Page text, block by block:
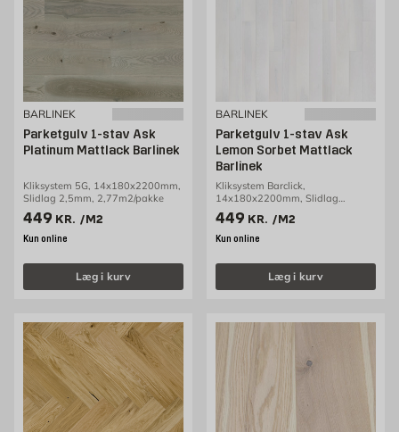
BARLINEK
Parketgulv 1-stav Ask
Platinum Mattlack Barlinek
Kliksystem 5G, 14x180x2200mm,
Slidlag 2,5mm, 2,77m2/pakke
Pris 449 kr. /m2
449 KR. /M2
Kun online
Læg i kurv
BARLINEK
Parketgulv 1-stav Ask
Lemon Sorbet Mattlack
Barlinek
Kliksystem Barclick,
14x180x2200mm, Slidlag
2,5mm, 2,77m2/pakke
Pris 449 kr. /m2
449 KR. /M2
Kun online
Læg i kurv